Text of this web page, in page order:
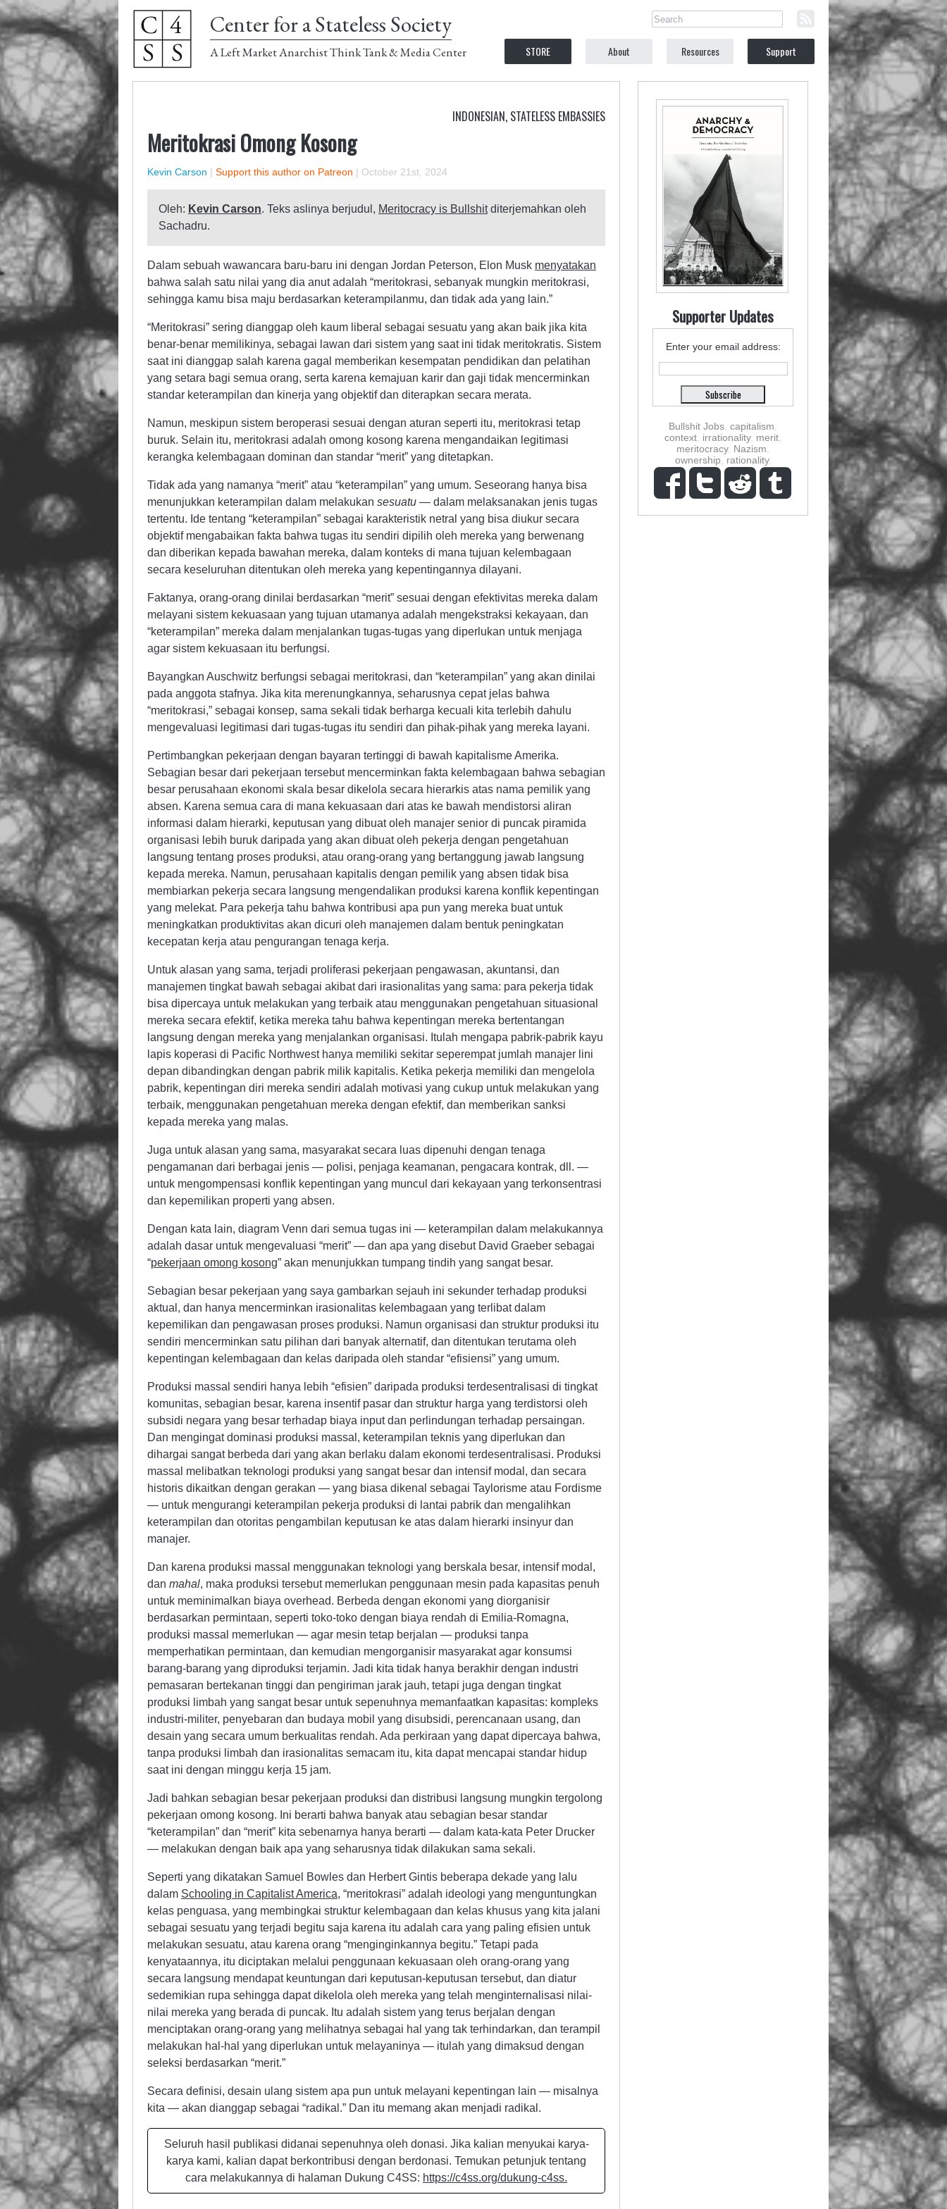
Center for a Stateless Society
A Left Market Anarchist Think Tank & Media Center STORE About Resources Support
INDONESIAN, STATELESS EMBASSIES
Meritokrasi Omong Kosong
Kevin Carson | Support this author on Patreon | October 21st, 2024
Oleh: Kevin Carson. Teks aslinya berjudul, Meritocracy is Bullshitditerjemahkan oleh
Sachadru.
Dalam sebuah wawancara baru-baru ini dengan Jordan Peterson, Elon Musk menyatakan
bahwa salah satu nilai yang dia anut adalah “meritokrasi, sebanyak mungkin meritokrasi,
sehingga kamu bisa maju berdasarkan keterampilanmu, dan tidak ada yang lain.”
“Meritokrasi” sering dianggap oleh kaum liberal sebagai sesuatu yang akan baik jika kita
benar-benar memilikinya, sebagai lawan dari sistem yang saat ini tidak meritokratis. Sistem
saat ini dianggap salah karena gagal memberikan kesempatan pendidikan dan pelatihan
yang setara bagi semua orang, serta karena kemajuan karir dan gaji tidak mencerminkan
standar keterampilan dan kinerja yang objektif dan diterapkan secara merata.
Namun, meskipun sistem beroperasi sesuai dengan aturan seperti itu, meritokrasi tetap
buruk. Selain itu, meritokrasi adalah omong kosong karena mengandaikan legitimasi
kerangka kelembagaan dominan dan standar “merit” yang ditetapkan.
Tidak ada yang namanya “merit” atau “keterampilan” yang umum. Seseorang hanya bisa
menunjukkan keterampilan dalam melakukan sesuatu — dalam melaksanakan jenis tugas
tertentu. Ide tentang “keterampilan” sebagai karakteristik netral yang bisa diukur secara
objektif mengabaikan fakta bahwa tugas itu sendiri dipilih oleh mereka yang berwenang
dan diberikan kepada bawahan mereka, dalam konteks di mana tujuan kelembagaan
secara keseluruhan ditentukan oleh mereka yang kepentingannya dilayani.
Faktanya, orang-orang dinilai berdasarkan “merit” sesuai dengan efektivitas mereka dalam
melayani sistem kekuasaan yang tujuan utamanya adalah mengekstraksi kekayaan, dan
“keterampilan” mereka dalam menjalankan tugas-tugas yang diperlukan untuk menjaga
agar sistem kekuasaan itu berfungsi.
Bayangkan Auschwitz berfungsi sebagai meritokrasi, dan “keterampilan” yang akan dinilai
pada anggota stafnya. Jika kita merenungkannya, seharusnya cepat jelas bahwa
“meritokrasi,” sebagai konsep, sama sekali tidak berharga kecuali kita terlebih dahulu
mengevaluasi legitimasi dari tugas-tugas itu sendiri dan pihak-pihak yang mereka layani.
Pertimbangkan pekerjaan dengan bayaran tertinggi di bawah kapitalisme Amerika.
Sebagian besar dari pekerjaan tersebut mencerminkan fakta kelembagaan bahwa sebagian
besar perusahaan ekonomi skala besar dikelola secara hierarkis atas nama pemilik yang
absen. Karena semua cara di mana kekuasaan dari atas ke bawah mendistorsi aliran
informasi dalam hierarki, keputusan yang dibuat oleh manajer senior di puncak piramida
organisasi lebih buruk daripada yang akan dibuat oleh pekerja dengan pengetahuan
langsung tentang proses produksi, atau orang-orang yang bertanggung jawab langsung
kepada mereka. Namun, perusahaan kapitalis dengan pemilik yang absen tidak bisa
membiarkan pekerja secara langsung mengendalikan produksi karena konflik kepentingan
yang melekat. Para pekerja tahu bahwa kontribusi apa pun yang mereka buat untuk
meningkatkan produktivitas akan dicuri oleh manajemen dalam bentuk peningkatan
kecepatan kerja atau pengurangan tenaga kerja.
Untuk alasan yang sama, terjadi proliferasi pekerjaan pengawasan, akuntansi, dan
manajemen tingkat bawah sebagai akibat dari irasionalitas yang sama: para pekerja tidak
bisa dipercaya untuk melakukan yang terbaik atau menggunakan pengetahuan situasional
mereka secara efektif, ketika mereka tahu bahwa kepentingan mereka bertentangan
langsung dengan mereka yang menjalankan organisasi. Itulah mengapa pabrik-pabrik kayu
lapis koperasi di Pacific Northwest hanya memiliki sekitar seperempat jumlah manajer lini
depan dibandingkan dengan pabrik milik kapitalis. Ketika pekerja memiliki dan mengelola
pabrik, kepentingan diri mereka sendiri adalah motivasi yang cukup untuk melakukan yang
terbaik, menggunakan pengetahuan mereka dengan efektif, dan memberikan sanksi
kepada mereka yang malas.
Juga untuk alasan yang sama, masyarakat secara luas dipenuhi dengan tenaga
pengamanan dari berbagai jenis — polisi, penjaga keamanan, pengacara kontrak, dll. —
untuk mengompensasi konflik kepentingan yang muncul dari kekayaan yang terkonsentrasi
dan kepemilikan properti yang absen.
Dengan kata lain, diagram Venn dari semua tugas ini — keterampilan dalam melakukannya
adalah dasar untuk mengevaluasi “merit” — dan apa yang disebut David Graeber sebagai
“pekerjaan omong kosong” akan menunjukkan tumpang tindih yang sangat besar.
Sebagian besar pekerjaan yang saya gambarkan sejauh ini sekunder terhadap produksi
aktual, dan hanya mencerminkan irasionalitas kelembagaan yang terlibat dalam
kepemilikan dan pengawasan proses produksi. Namun organisasi dan struktur produksi itu
sendiri mencerminkan satu pilihan dari banyak alternatif, dan ditentukan terutama oleh
kepentingan kelembagaan dan kelas daripada oleh standar “efisiensi” yang umum.
Produksi massal sendiri hanya lebih “efisien” daripada produksi terdesentralisasi di tingkat
komunitas, sebagian besar, karena insentif pasar dan struktur harga yang terdistorsi oleh
subsidi negara yang besar terhadap biaya input dan perlindungan terhadap persaingan.
Dan mengingat dominasi produksi massal, keterampilan teknis yang diperlukan dan
dihargai sangat berbeda dari yang akan berlaku dalam ekonomi terdesentralisasi. Produksi
massal melibatkan teknologi produksi yang sangat besar dan intensif modal, dan secara
historis dikaitkan dengan gerakan — yang biasa dikenal sebagai Taylorisme atau Fordisme
— untuk mengurangi keterampilan pekerja produksi di lantai pabrik dan mengalihkan
keterampilan dan otoritas pengambilan keputusan ke atas dalam hierarki insinyur dan
manajer.
Dan karena produksi massal menggunakan teknologi yang berskala besar, intensif modal,
dan mahal, maka produksi tersebut memerlukan penggunaan mesin pada kapasitas penuh
untuk meminimalkan biaya overhead. Berbeda dengan ekonomi yang diorganisir
berdasarkan permintaan, seperti toko-toko dengan biaya rendah di Emilia-Romagna,
produksi massal memerlukan — agar mesin tetap berjalan — produksi tanpa
memperhatikan permintaan, dan kemudian mengorganisir masyarakat agar konsumsi
barang-barang yang diproduksi terjamin. Jadi kita tidak hanya berakhir dengan industri
pemasaran bertekanan tinggi dan pengiriman jarak jauh, tetapi juga dengan tingkat
produksi limbah yang sangat besar untuk sepenuhnya memanfaatkan kapasitas: kompleks
industri-militer, penyebaran dan budaya mobil yang disubsidi, perencanaan usang, dan
desain yang secara umum berkualitas rendah. Ada perkiraan yang dapat dipercaya bahwa,
tanpa produksi limbah dan irasionalitas semacam itu, kita dapat mencapai standar hidup
saat ini dengan minggu kerja 15 jam.
Jadi bahkan sebagian besar pekerjaan produksi dan distribusi langsung mungkin tergolong
pekerjaan omong kosong. Ini berarti bahwa banyak atau sebagian besar standar
“keterampilan” dan “merit” kita sebenarnya hanya berarti — dalam kata-kata Peter Drucker
— melakukan dengan baik apa yang seharusnya tidak dilakukan sama sekali.
Seperti yang dikatakan Samuel Bowles dan Herbert Gintis beberapa dekade yang lalu
dalam Schooling in Capitalist America, “meritokrasi” adalah ideologi yang menguntungkan
kelas penguasa, yang membingkai struktur kelembagaan dan kelas khusus yang kita jalani
sebagai sesuatu yang terjadi begitu saja karena itu adalah cara yang paling efisien untuk
melakukan sesuatu, atau karena orang “menginginkannya begitu.” Tetapi pada
kenyataannya, itu diciptakan melalui penggunaan kekuasaan oleh orang-orang yang
secara langsung mendapat keuntungan dari keputusan-keputusan tersebut, dan diatur
sedemikian rupa sehingga dapat dikelola oleh mereka yang telah menginternalisasi nilai-
nilai mereka yang berada di puncak. Itu adalah sistem yang terus berjalan dengan
menciptakan orang-orang yang melihatnya sebagai hal yang tak terhindarkan, dan terampil
melakukan hal-hal yang diperlukan untuk melayaninya — itulah yang dimaksud dengan
seleksi berdasarkan “merit.”
Secara definisi, desain ulang sistem apa pun untuk melayani kepentingan lain — misalnya
kita — akan dianggap sebagai “radikal.” Dan itu memang akan menjadi radikal.
Seluruh hasil publikasi didanai sepenuhnya oleh donasi. Jika kalian menyukai karya-
karya kami, kalian dapat berkontribusi dengan berdonasi. Temukan petunjuk tentang
cara melakukannya di halaman Dukung C4SS: https://c4ss.org/dukung-c4ss.
Supporter Updates
Enter your email address:
Bullshit Jobs capitalism
context irrationality, merit
meritocracy, Nazism
ownership
rationality,